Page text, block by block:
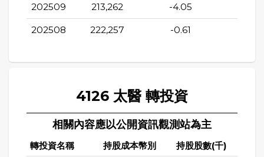
202509 213,262 -4.05
202508 222,257 -0.61
4126 太醫 轉投資
相關內容應以公開資訊觀測站為主
轉投資名稱 持股成本幣別 持股股數(千)